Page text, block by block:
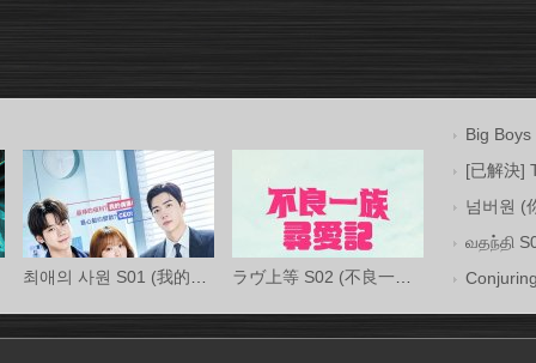
Big
[已解決]
넘버원 (
வதந்தி